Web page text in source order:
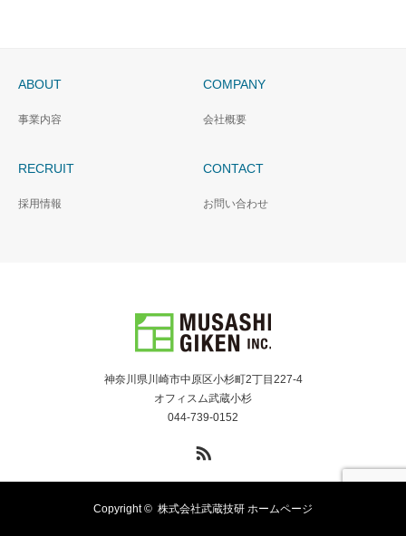
ABOUT
事業内容
COMPANY
会社概要
RECRUIT
採用情報
CONTACT
お問い合わせ
神奈川県川崎市中原区小杉町2丁目227-4
オフィスム武蔵小杉
044-739-0152
Copyright © 株式会社武蔵技研 ホームページ